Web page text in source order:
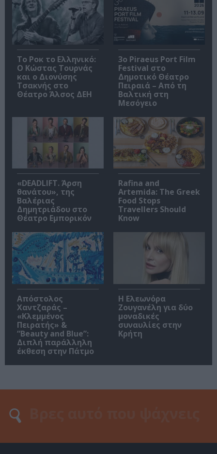
Το Ροκ το Ελληνικό:
Ο Κώστας Τουρνάς
και ο Διονύσης
Τσακνής στο
Θέατρο Άλσος ΔΕΗ
3o Piraeus Port Film
Festival στο
Δημοτικό Θέατρο
Πειραιά – Από τη
Βαλτική στη
Μεσόγειο
«DEADLIFT. Άρση
θανάτου», της
Βαλέριας
Δημητριάδου στο
Θέατρο Εμπορικόν
Rafina and
Artemida: The Greek
Food Stops
Travellers Should
Know
Απόστολος
Χαντζαράς –
«Κλεμμένος
Πειρατής» &
“Beauty and Blue”:
Διπλή παράλληλη
έκθεση στην Πάτμο
Η Ελεωνόρα
Ζουγανέλη για δύο
μοναδικές
συναυλίες στην
Κρήτη